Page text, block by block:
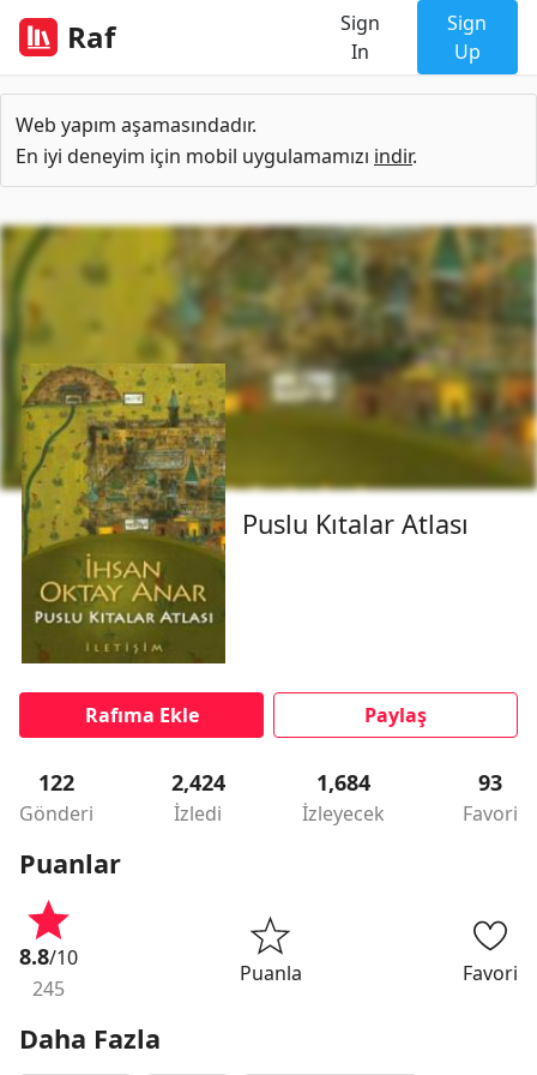
Raf
Sign
In
Sign
Up
Web yapım aşamasındadır.
En iyi deneyim için mobil uygulamamızı indir.
Puslu Kıtalar Atlası
Rafıma Ekle Paylaş
122
Gönderi
2,424
İzledi
1,684
İzleyecek
93
Favori
Puanlar
8.8/10
245
Puanla Favori
Daha Fazla